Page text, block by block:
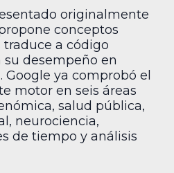
originalmente
conceptos
a código
desempeño en
Google ya comprobó el
motor en seis áreas
salud pública,
neurociencia,
de tiempo y análisis